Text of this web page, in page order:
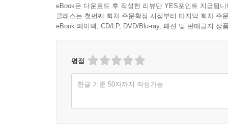
eBook은 다운로드 후 작성한 리뷰만 YES포인트 지급됩니
클래스는 첫번째 회차 주문확정 시점부터 마지막 회차 주
eBook 페이백, CD/LP, DVD/Blu-ray, 패션 및 판매금지 상
평점
한글 기준 50자까지 작성가능